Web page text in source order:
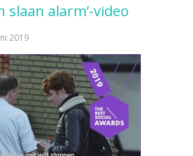
slaan alarm’-video
2019